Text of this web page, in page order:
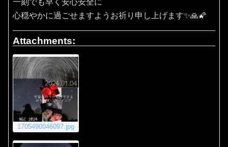
一刻でも早く安心安全に
心穏やかに過ごせますようお祈り申し上げます✨🙏🌠
Attachments:
1705490046097.jpg